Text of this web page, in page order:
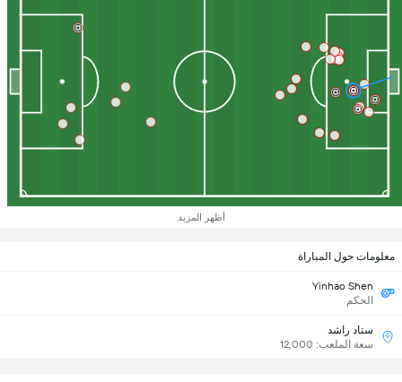
أظهر المزيد
معلومات حول المباراة
Yinhao Shen
الحكم
ستاد راشد
سعة الملعب: 12,000